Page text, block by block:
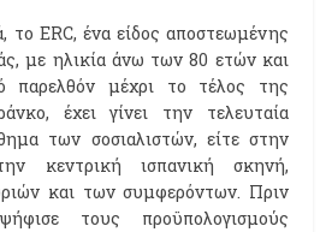
ERC, ένα είδος αποστεωμένης
με ηλικία άνω των 80 ετών και
παρελθόν μέχρι το τέλος της
έχει γίνει την τελευταία
των σοσιαλιστών, είτε στην
κεντρική ισπανική σκηνή,
και των συμφερόντων. Πριν
τους προϋπολογισμούς